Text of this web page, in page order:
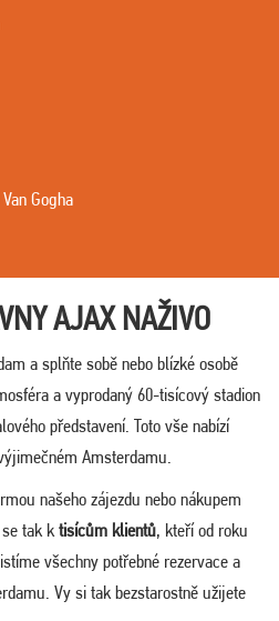
Gogha
AJAX NAŽIVO
a splňte sobě nebo blízké osobě
a vyprodaný 60-tisícový stadion
představení. Toto vše nabízí
Amsterdamu.
našeho zájezdu nebo nákupem
tak ktisícům klientů, kteří od roku
všechny potřebné rezervace a
Vy si tak bezstarostně užijete